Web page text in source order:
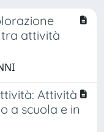
attività
Attività
a scuola e in